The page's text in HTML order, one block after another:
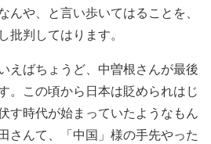
んや、と言い歩いてはることを、
批判してはります。
えばちょうど、中曽根さんが最後
。この頃から日本は貶められはじ
す時代が始まっていたようなもん
さんて、「中国」様の手先やった